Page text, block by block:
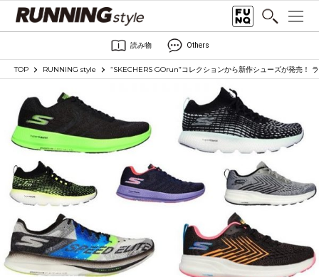
読み物 Others
TOP RUNNING style “SKECHERS GOrun”コレクションから新作シューズが発売！